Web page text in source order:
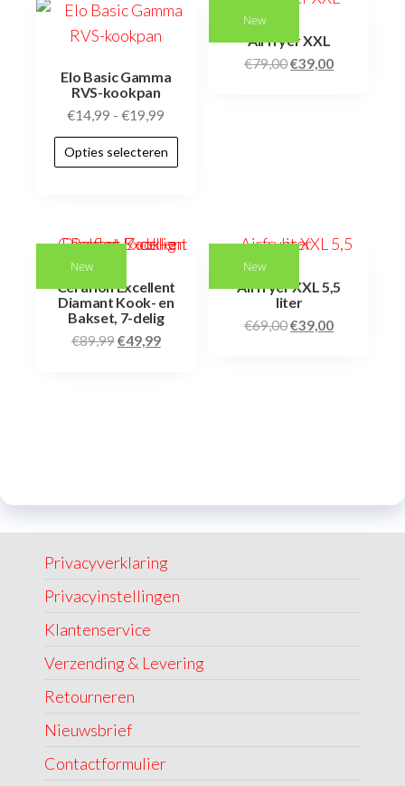
Elo Basic Gamma
RVS-kookpan
€14,99 - €19,99
Opties selecteren
New
Airfryer XXL
€79,00€39,00
New
Ceraflon Excellent
Diamant Kook- en
Bakset, 7-delig
€89,99€49,99
New
Airfryer XXL 5,5
liter
€69,00€39,00
Privacyverklaring
Privacyinstellingen
Klantenservice
Verzending & Levering
Retourneren
Nieuwsbrief
Contactformulier